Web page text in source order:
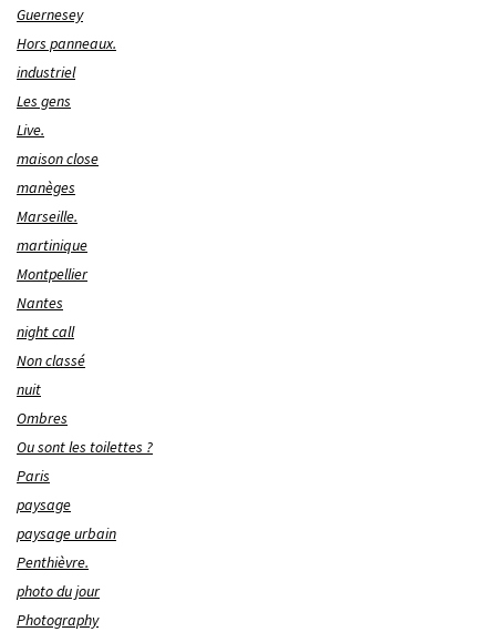
Guernesey
Hors panneaux.
industriel
Les gens
Live.
maison close
manèges
Marseille.
martinique
Montpellier
Nantes
night call
Non classé
nuit
Ombres
Ou sont les toilettes ?
Paris
paysage
paysage urbain
Penthièvre.
photo du jour
Photography